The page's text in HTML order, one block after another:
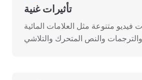
تأثيرات غنية
فيديو متنوعة مثل العلامات المائية
والترجمات والنص المتحرك والتلاشي